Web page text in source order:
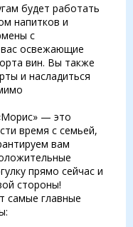
будет работать
напитков и
с
вас освежающие
вин. Вы также
и насладиться
— это
время с семьей,
вам
прямо сейчас и
стороны!
самые главные